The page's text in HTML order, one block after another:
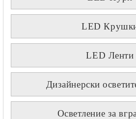
LED
LED Ленти
Дизайнерски
Осветление за